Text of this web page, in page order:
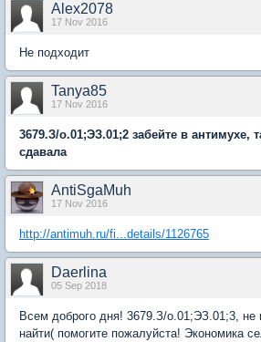
Alex2078
17 Nov 2016
Не подходит
Tanya85
17 Nov 2016
3679.З/о.01;ЭЗ.01;2 забейте в антимухе,
сдавала
AntiSgaMuh
17 Nov 2016
http://antimuh.ru/fi...details/1126765
Daerlina
05 Sep 2018
Всем доброго дня! 3679.З/о.01;ЭЗ.01;3, не
найти( помогите пожалуйста! Экономика